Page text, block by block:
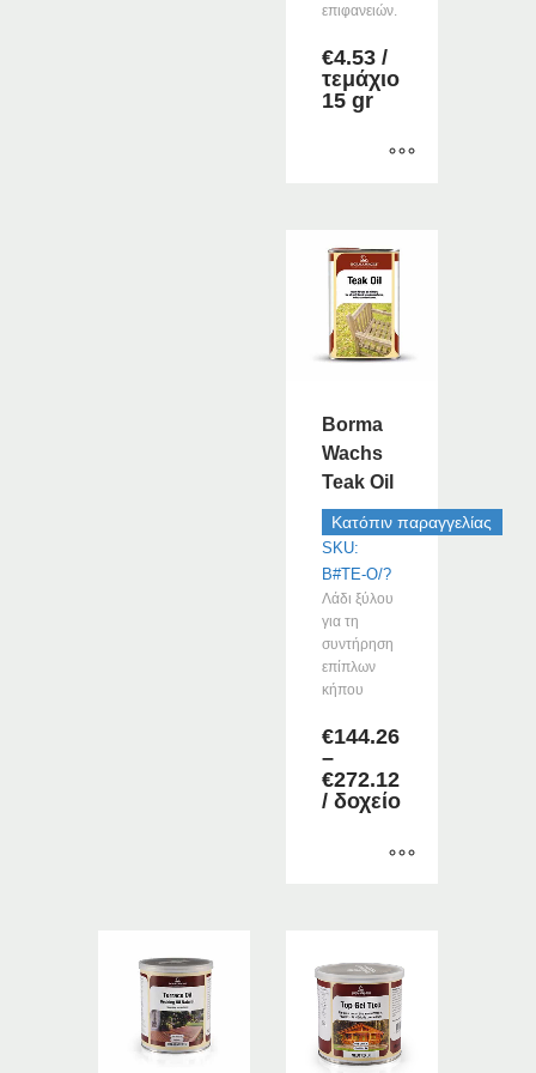
επιφανειών.
€4.53 /
τεμάχιο
15 gr
προϊόν
πολλαπλές
παραλλαγές.
επιλεγούν
σελίδα
Borma
Wachs
Teak Oil
Κατόπιν παραγγελίας
SKU:
B#TE-O/?
Λάδι ξύλου
για τη
συντήρηση
επίπλων
κήπου
€144.26
–
€272.12Price
range:
through
/ δοχείο
πολλαπλές
παραλλαγές.